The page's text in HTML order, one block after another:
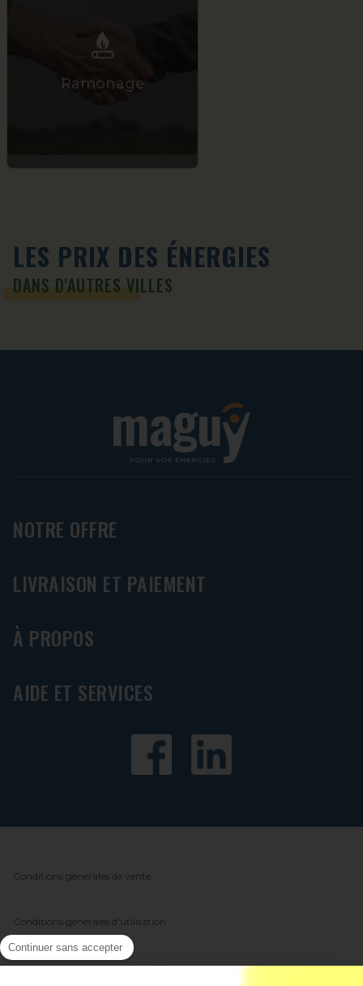
LES PRIX DES ÉNERGIES
DANS D'AUTRES VILLES
Ramonage
NOTRE OFFRE
LIVRAISON ET PAIEMENT
À PROPOS
AIDE ET SERVICES
Conditions générales de vente
Conditions générales d'utilisation
Accessibilité : partiellement conforme
Continuer sans accepter